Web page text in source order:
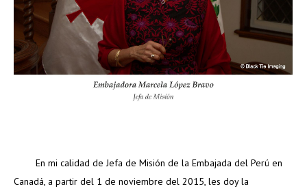
En mi calidad de Jefa de Misión de la Embajada del Perú en
Canadá, a partir del 1 de noviembre del 2015, les doy la